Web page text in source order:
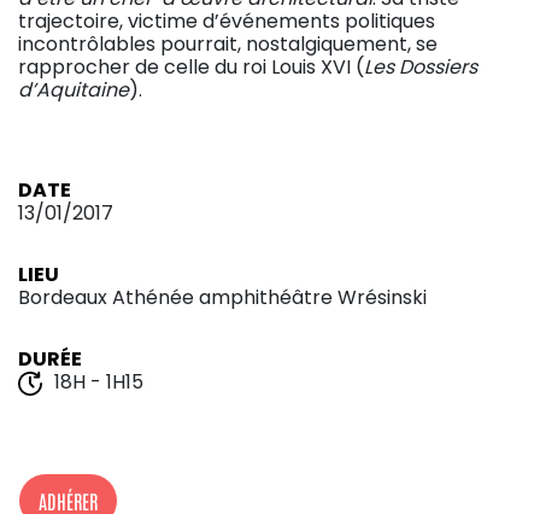
trajectoire, victime d’événements politiques
incontrôlables pourrait, nostalgiquement, se
rapprocher de celle du roi Louis XVI (Les Dossiers
d’Aquitaine).
DATE
13/01/2017
LIEU
Bordeaux Athénée amphithéâtre Wrésinski
DURÉE
18H - 1H15
ADHÉRER